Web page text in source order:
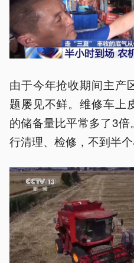
由于今年抢收期间主产
题屡见不鲜。维修车上
的储备量比平常多了3
行清理、检修，不到半个